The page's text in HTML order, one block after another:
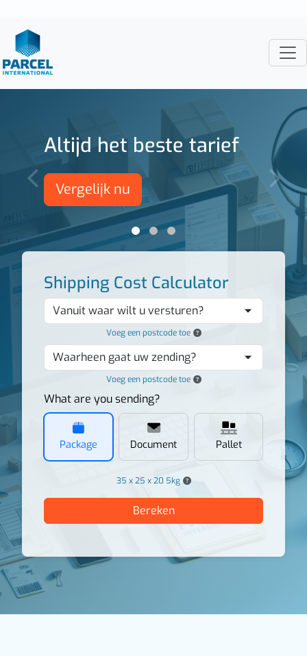
Altijd het beste tarief
Vergelijk nu
‹ ›
Shipping Cost Calculator
Vanuit waar wilt u versturen?
Voeg een postcode toe
Waarheen gaat uw zending?
Voeg een postcode toe
What are you sending?
Package Document Pallet
35 x 25 x 20 5kg
Bereken
35 x 25 x 20 2kg